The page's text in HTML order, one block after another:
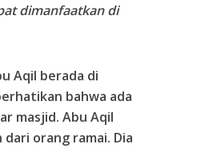
dimanfaatkan di
Aqil berada di
bahwa ada
masjid. Abu Aqil
orang ramai. Dia